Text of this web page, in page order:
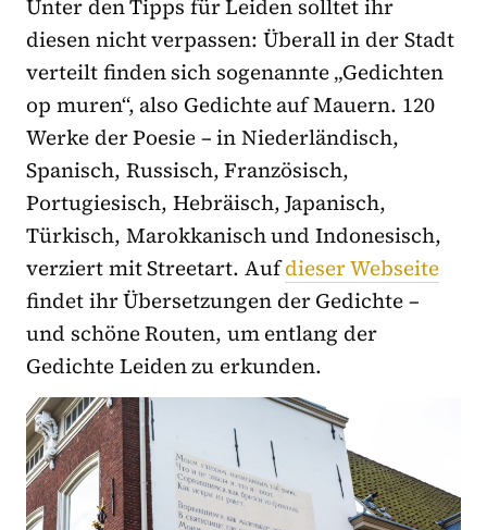
Unter den Tipps für Leiden solltet ihr
diesen nicht verpassen: Überall in der Stadt
verteilt finden sich sogenannte „Gedichten
op muren“, also Gedichte auf Mauern. 120
Werke der Poesie – in Niederländisch,
Spanisch, Russisch, Französisch,
Portugiesisch, Hebräisch, Japanisch,
Türkisch, Marokkanisch und Indonesisch,
verziert mit Streetart. Aufdieser Webseite
findet ihr Übersetzungen der Gedichte –
und schöne Routen, um entlang der
Gedichte Leiden zu erkunden.